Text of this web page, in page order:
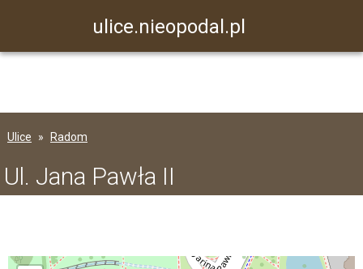
ulice.nieopodal.pl
Ulice Radom
Ul. Jana Pawła II